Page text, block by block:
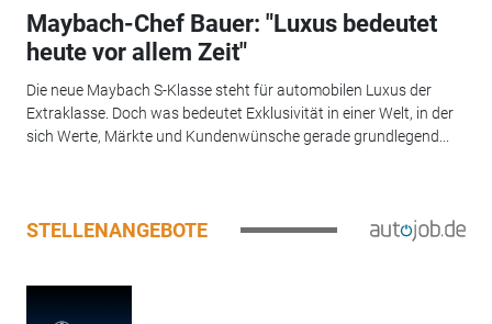
Maybach-Chef Bauer: "Luxus bedeutet
heute vor allem Zeit"
Die neue Maybach S-Klasse steht für automobilen Luxus der
Extraklasse. Doch was bedeutet Exklusivität in einer Welt, in der
sich Werte, Märkte und Kundenwünsche gerade grundlegend...
STELLENANGEBOTE